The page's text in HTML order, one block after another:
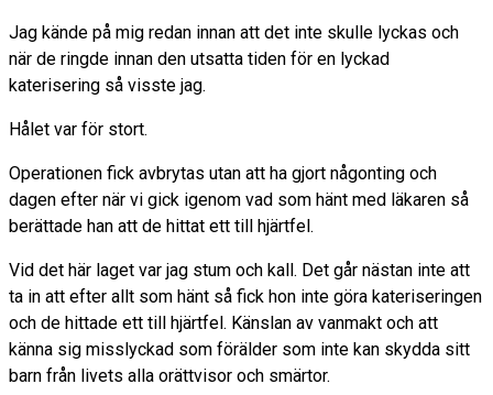
Jag kände på mig redan innan att det inte skulle lyckas och
när de ringde innan den utsatta tiden för en lyckad
katerisering så visste jag.
Hålet var för stort.
Operationen fick avbrytas utan att ha gjort någonting och
dagen efter när vi gick igenom vad som hänt med läkaren så
berättade han att de hittat ett till hjärtfel.
Vid det här laget var jag stum och kall. Det går nästan inte att
ta in att efter allt som hänt så fick hon inte göra kateriseringen
och de hittade ett till hjärtfel. Känslan av vanmakt och att
känna sig misslyckad som förälder som inte kan skydda sitt
barn från livets alla orättvisor och smärtor.